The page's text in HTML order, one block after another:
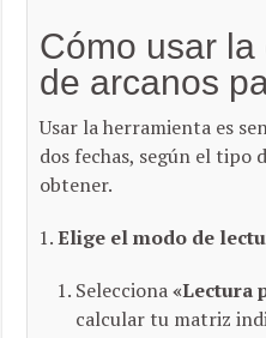
Cómo usar
de arcanos
Usar la herramienta es
dos fechas, según el tipo
obtener.
Elige el modo de
Selecciona«Lectura
calcular tu matriz